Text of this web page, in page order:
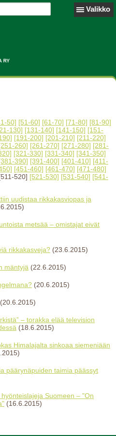
Valikko
50] [51-60] [61-70] [71-80] [81-90]
130] [131-140] [141-150] [151-
[191-200] [201-210] [211-220]
260] [261-270] [271-280] [281-
[321-330] [331-340] [341-350]
390] [391-400] [401-410] [411-
[451-460] [461-470] [471-480]
520] [521-530] [531-540] [541-
uudistaa rikkakasviopas ja
metsää – omistajat eivät
rikkakasveja? (23.6.2015)
mäntyjä (22.6.2015)
(20.6.2015)
(20.6.2015)
– torakka elää television
(18.6.2015)
Himalajalta sinkoaa siemeniään
päärynäpuiden taimia päässyt
Suomeen – "On
(16.6.2015)